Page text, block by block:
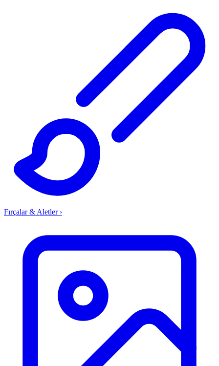
Fırçalar & Aletler ›